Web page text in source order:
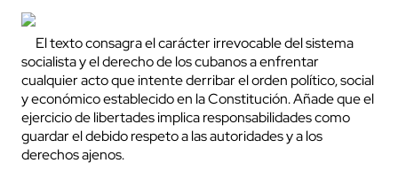
El texto consagra el carácter irrevocable del sistema
socialista y el derecho de los cubanos a enfrentar
cualquier acto que intente derribar el orden político, social
y económico establecido en la Constitución. Añade que el
ejercicio de libertades implica responsabilidades como
guardar el debido respeto a las autoridades y a los
derechos ajenos.